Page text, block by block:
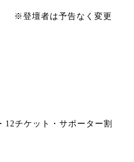
※登壇者は予告なく変更
チケット・サポーター割